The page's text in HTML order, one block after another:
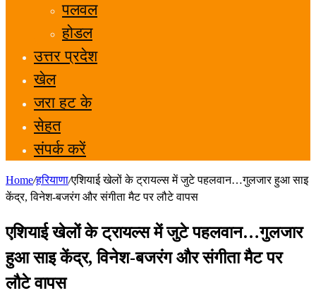
पलवल
होडल
उत्तर प्रदेश
खेल
जरा हट के
सेहत
संपर्क करें
Home/हरियाणा/एशियाई खेलों के ट्रायल्स में जुटे पहलवान…गुलजार हुआ साइ
केंद्र, विनेश-बजरंग और संगीता मैट पर लौटे वापस
एशियाई खेलों के ट्रायल्स में जुटे पहलवान…गुलजार
हुआ साइ केंद्र, विनेश-बजरंग और संगीता मैट पर
लौटे वापस